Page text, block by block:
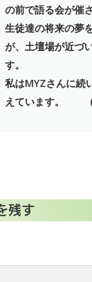
の前で語る会が催
生徒達の将来の夢
が、土壇場が近づ
す。
私はMYZさんに続
えています。 （
残す